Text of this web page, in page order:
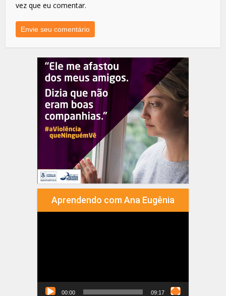
vez que eu comentar.
Aprendendo com Ana Eugênia
00:00 09:17